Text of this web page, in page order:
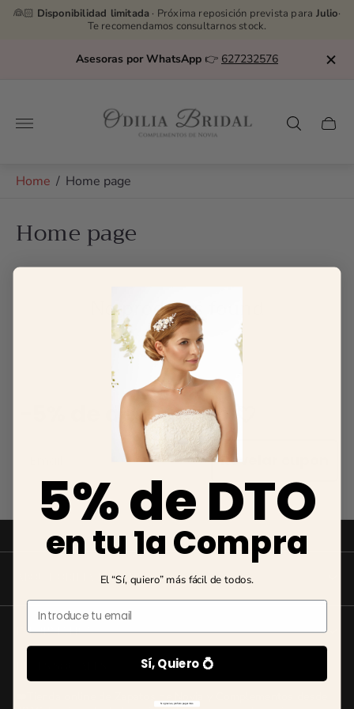
👰🏻 Disponibilidad limitada · Próxima reposición prevista para Julio·
Te recomendamos consultarnos stock.
Asesoras por WhatsApp 👉 627232576
Store
logo"
Cart
Home / Home page
Home page
No products found
-5% de descuento 💘
Revelar cupon
ABOUT ODILIA BRIDAL
About us
NEW Bridal Advisory Service
Odilia Bridal Blog
INFORMATION
⭐ Opiniones de Nuestras Novias 👰🏻
5% de DTO
en tu 1a Compra
El “Sí, quiero” más fácil de todos.
Email
Sí, Quiero 💍
No gracias, prefiero pagar más